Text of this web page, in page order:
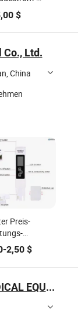
für
Ionen-
Systeme
$
Ltd.
China
Preis-
Systeme
-2,50$
GUANGZHOU POTENT MEDICAL EQUIPMENT JOINT-STOCK CO., LTD.